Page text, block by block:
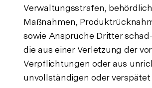
Verwaltungsstrafen,
Maßnahmen,
sowie Ansprüche Dritter
die aus einer Verletzung der
Verpflichtungen oder aus
unvollständigen oder verspätet